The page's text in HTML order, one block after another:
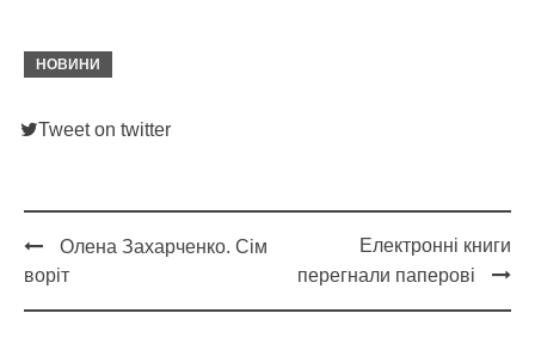
НОВИНИ
Tweet on twitter
Post
navigation
Олена Захарченко. Сім
воріт
Електронні книги
перегнали паперові